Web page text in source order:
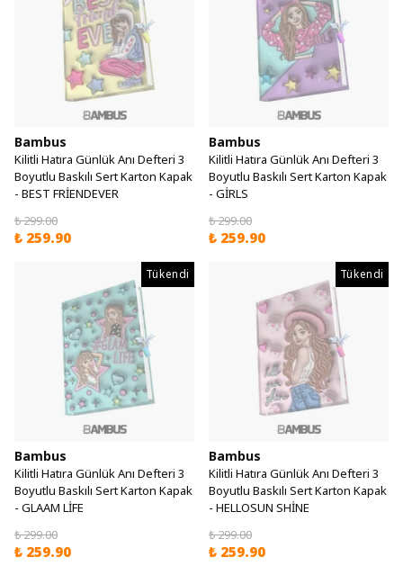
Bambus
Kilitli Hatıra Günlük Anı Defteri 3
Boyutlu Baskılı Sert Karton Kapak
- BEST FRİENDEVER
₺ 299.00
₺ 259.90
Bambus
Kilitli Hatıra Günlük Anı Defteri 3
Boyutlu Baskılı Sert Karton Kapak
- GİRLS
₺ 299.00
₺ 259.90
Tükendi
Bambus
Kilitli Hatıra Günlük Anı Defteri 3
Boyutlu Baskılı Sert Karton Kapak
- GLAAM LİFE
₺ 299.00
₺ 259.90
Tükendi
Bambus
Kilitli Hatıra Günlük Anı Defteri 3
Boyutlu Baskılı Sert Karton Kapak
- HELLOSUN SHİNE
₺ 299.00
₺ 259.90